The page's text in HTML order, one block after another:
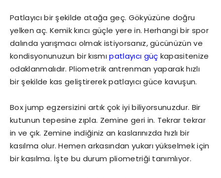
Patlayıcı bir şekilde atağa geç. Gökyüzüne doğru
yelken aç. Kemik kırıcı güçle yere in. Herhangi bir spor
dalında yarışmacı olmak istiyorsanız, gücünüzün ve
kondisyonunuzun bir kısmıpatlayıcı güç kapasitenize
odaklanmalıdır. Pliometrik antrenman yaparak hızlı
bir şekilde kas geliştirerek patlayıcı güce kavuşun.
Box jump egzersizini artık çok iyi biliyorsunuzdur. Bir
kutunun tepesine zıpla. Zemine geri in. Tekrar tekrar
in ve çık. Zemine indiğiniz an kaslarınızda hızlı bir
kasılma olur. Hemen arkasından yukarı yükselmek için
bir kasılma. İşte bu durum pliometriği tanımlıyor.